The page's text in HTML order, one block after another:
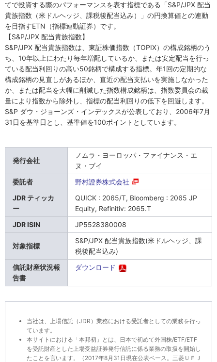
てで投資する際のパフォーマンスを表す指標である「S&P/JPX 配当
貴族指数（米ドルヘッジ、課税後配当込み）」の円換算値との連動
を目指すETN（指標連動証券）です。
【S&P/JPX 配当貴族指数】
S&P/JPX 配当貴族指数は、東証株価指数（TOPIX）の構成銘柄のう
ち、10年以上にわたり毎年増配しているか、または安定配当を行っ
ている配当利回りの高い50銘柄で構成する指標。年1回の定期的な
構成銘柄の見直しがあるほか、直近の配当支払いを実施しなかった
か、または配当を大幅に削減した指数構成銘柄は、指数委員会の裁
量により指数から除外し、指標の配当利回りの低下を回避します。
S&P ダウ・ジョーンズ・インデックスが公表しており、2006年7月
31日を基準日とし、基準値を100ポイントとしています。
発行会社
ノムラ・ヨーロッパ・ファイナンス・エ
ヌ・ブイ
委託者
野村證券株式会社
JDR ティッカ
ー
QUICK : 2065/T, Bloomberg : 2065 JP
Equity, Refinitiv: 2065.T
JDR ISIN
JP5528380008
対象指標
S&P/JPX 配当貴族指数(米ドルヘッジ、課
税後配当込み)
信託財産状況報
告書
ダウンロード
当社は、上場信託（JDR）業務における受託者としての業務を行っ
ています。
本サイトにおける「本邦初」とは、日本で初めて外国株/ETF/ETF
を受託財産とした上場受益証券発行信託に係る業務の取扱を開始し
たことを言います。（2017年8月31日現在公表ベース。三菱ＵＦＪ